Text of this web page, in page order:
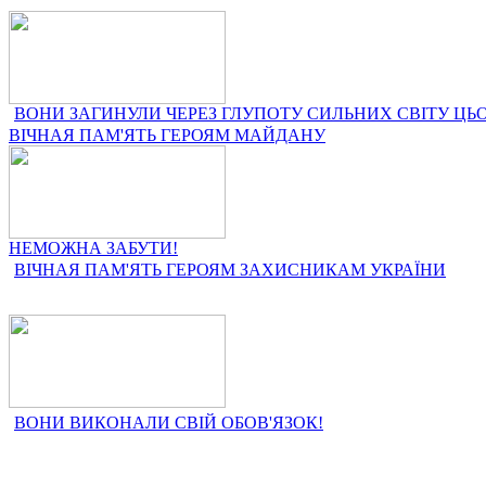
ВОНИ ЗАГИНУЛИ ЧЕРЕЗ ГЛУПОТУ СИЛЬНИХ СВІТУ
ВІЧНАЯ ПАМ'ЯТЬ ГЕРОЯМ МАЙДАНУ
НЕМОЖНА ЗАБУТИ!
ВІЧНАЯ ПАМ'ЯТЬ ГЕРОЯМ ЗАХИСНИКАМ УКРАЇНИ
ВОНИ ВИКОНАЛИ СВІЙ ОБОВ'ЯЗОК!